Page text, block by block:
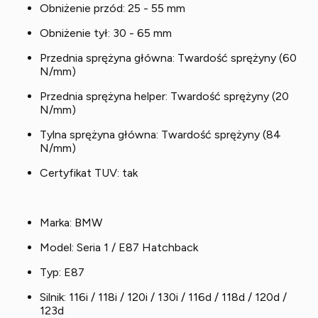
Obniżenie przód: 25 - 55 mm
Obniżenie tył: 30 - 65 mm
Przednia sprężyna główna: Twardość sprężyny (60
N/mm)
Przednia sprężyna helper: Twardość sprężyny (20
N/mm)
Tylna sprężyna główna: Twardość sprężyny (84
N/mm)
Certyfikat TUV: tak
Marka: BMW
Model: Seria 1 / E87 Hatchback
Typ: E87
Silnik: 116i / 118i / 120i / 130i / 116d / 118d / 120d /
123d